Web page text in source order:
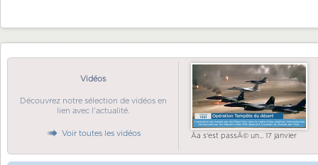
Vidéos
Découvrez notre sélection de vidéos en
lien avec l'actualité.
Voir toutes les vidéos Ãa s'est passÃ© un... 17 janvier